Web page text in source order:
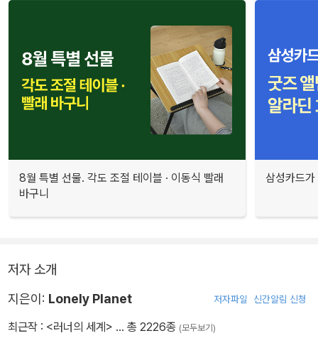
8월 특별 선물. 각도 조절 테이블 · 이동식 빨래
바구니
삼성카드
저자 소개
지은이: Lonely Planet 저자파일 신간알림 신청
최근작 : <러너의 세계> … 총 2226종 (모두보기)